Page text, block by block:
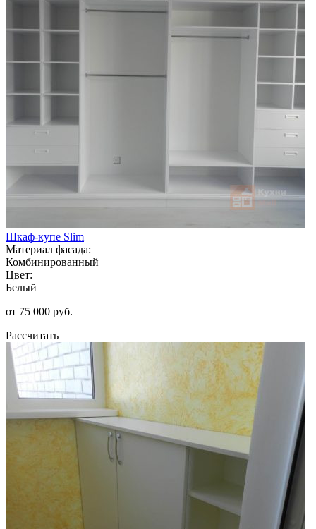
Шкаф-купе Slim
Материал фасада:
Комбинированный
Цвет:
Белый
от 75 000 руб.
Рассчитать